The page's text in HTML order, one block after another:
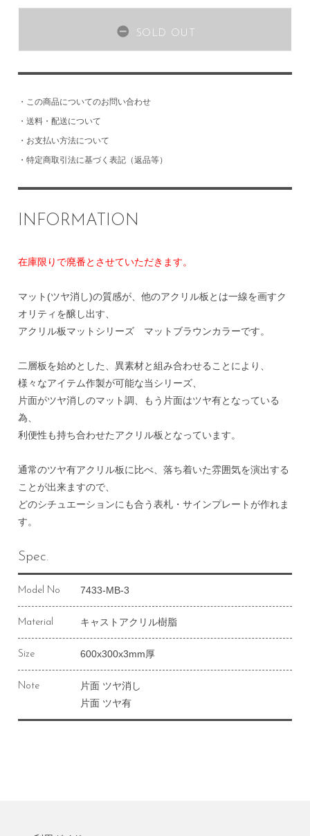
SOLD OUT
・ この商品についてのお問い合わせ
・ 送料・配送について
・ お支払い方法について
・ 特定商取引法に基づく表記（返品等）
INFORMATION
在庫限りで廃番とさせていただきます。
マット(ツヤ消し)の質感が、他のアクリル板とは一線を画すク
オリティを醸し出す、
アクリル板マットシリーズ マットブラウンカラーです。
二層板を始めとした、異素材と組み合わせることにより、
様々なアイテム作製が可能な当シリーズ、
片面がツヤ消しのマット調、もう片面はツヤ有となっている
為、
利便性も持ち合わせたアクリル板となっています。
通常のツヤ有アクリル板に比べ、落ち着いた雰囲気を演出する
ことが出来ますので、
どのシチュエーションにも合う表札・サインプレートが作れま
す。
Spec.
Model No 7433-MB-3
Material キャストアクリル樹脂
Size 600x300x3mm厚
Note
片面 ツヤ消し
片面 ツヤ有